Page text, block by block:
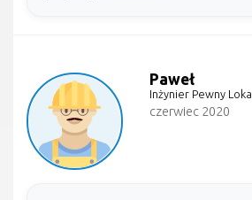
Paweł
Inżynier Pewny Lokal
czerwiec 2020